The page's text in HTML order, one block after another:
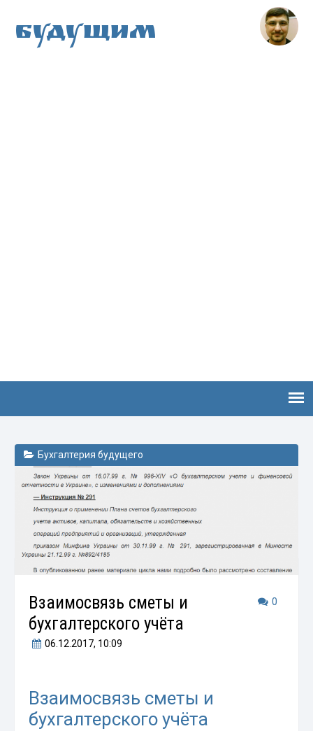
Будущим
Бухгалтерия будущего
0
Взаимосвязь сметы и
бухгалтерского учёта
06.12.2017, 10:09
Взаимосвязь сметы и
бухгалтерского учёта